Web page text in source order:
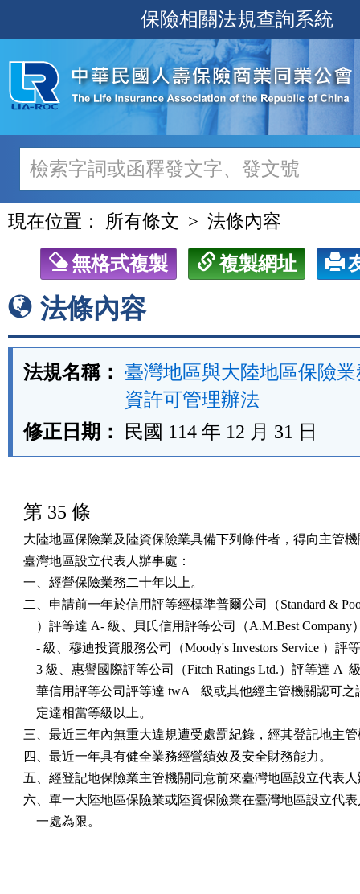
至
主
內
容
保險相關法規查詢系統
現在位置： 所有條文 法條內容
無格式複製 複製網址
法條內容
法規名稱： 臺灣地區與大陸地區保險
資許可管理辦法
修正日期：
民國 114 年 12 月 31 日
第 35 條
大陸地區保險業及陸資保險業具備下列條件者，得向主管
臺灣地區設立代表人辦事處：
一、經營保險業務二十年以上。
二、申請前一年於信用評等經標準普爾公司（Standard &
）評等達 A- 級、貝氏信用評等公司（A.M.Best Company
- 級、穆迪投資服務公司（Moody's Investors Service ）評
3 級、惠譽國際評等公司（Fitch Ratings Ltd.）評等達 A
華信用評等公司評等達 twA+ 級或其他經主管機關認可
    定達相當等級以上。
三、最近三年內無重大違規遭受處罰紀錄，經其登記地主
四、最近一年具有健全業務經營績效及安全財務能力。
五、經登記地保險業主管機關同意前來臺灣地區設立代表
六、單一大陸地區保險業或陸資保險業在臺灣地區設立代
    一處為限。